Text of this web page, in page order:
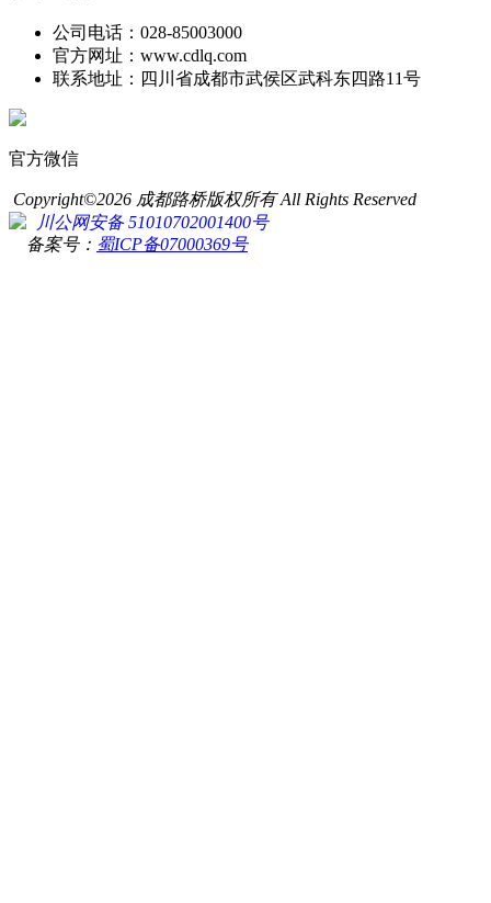
公司电话：028-85003000
官方网址：www.cdlq.com
联系地址：四川省成都市武侯区武科东四路11号
官方微信
Copyright©2026 成都路桥版权所有 All Rights Reserved
川公网安备 51010702001400号
备案号： 蜀ICP备07000369号